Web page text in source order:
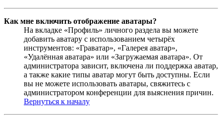
Как мне включить отображение аватары?
На вкладке «Профиль» личного раздела вы можете
добавить аватару с использованием четырёх
инструментов: «Граватар», «Галерея аватар»,
«Удалённая аватара» или «Загружаемая аватара». От
администратора зависит, включена ли поддержка аватар,
а также какие типы аватар могут быть доступны. Если
вы не можете использовать аватары, свяжитесь с
администратором конференции для выяснения причин.
Вернуться к началу